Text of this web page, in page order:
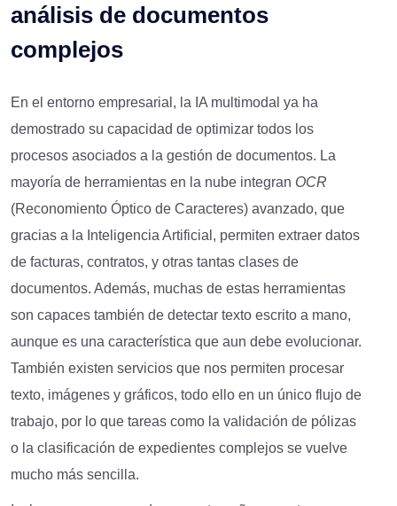
análisis de documentos
complejos
En el entorno empresarial, la IA multimodal ya ha
demostrado su capacidad de optimizar todos los
procesos asociados a la gestión de documentos. La
mayoría de herramientas en la nube integran OCR
(Reconomiento Óptico de Caracteres) avanzado, que
gracias a la Inteligencia Artificial, permiten extraer datos
de facturas, contratos, y otras tantas clases de
documentos. Además, muchas de estas herramientas
son capaces también de detectar texto escrito a mano,
aunque es una característica que aun debe evolucionar.
También existen servicios que nos permiten procesar
texto, imágenes y gráficos, todo ello en un único flujo de
trabajo, por lo que tareas como la validación de pólizas
o la clasificación de expedientes complejos se vuelve
mucho más sencilla.